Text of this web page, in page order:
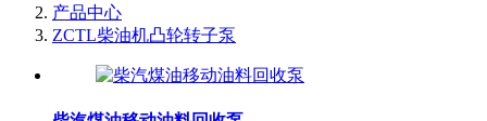
产品中心
ZCTL柴油机凸轮转子泵